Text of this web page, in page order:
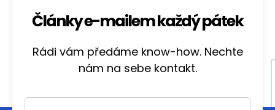
Články e-mailem každý pátek
Rádi vám předáme know-how. Nechte
nám na sebe kontakt.